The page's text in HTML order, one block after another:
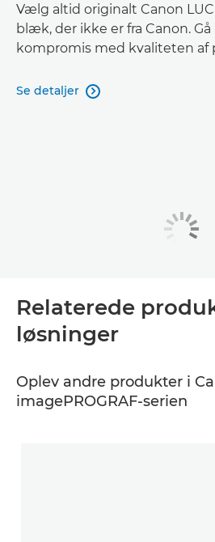
Vælg altid originalt Canon
blæk, der ikke er fra Canon. Gå
kompromis med kvaliteten af
Se detaljer 
Relaterede
løsninger
Oplev andre produkter i
imagePROGRAF-serien